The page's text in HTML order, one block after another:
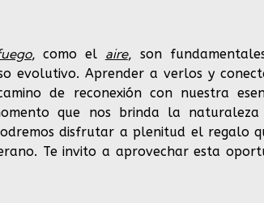
, como el aire, son
evolutivo. Aprender a verlos y
de reconexión con nuestra
que nos brinda la
disfrutar a plenitud el regalo
Te invito a aprovechar esta